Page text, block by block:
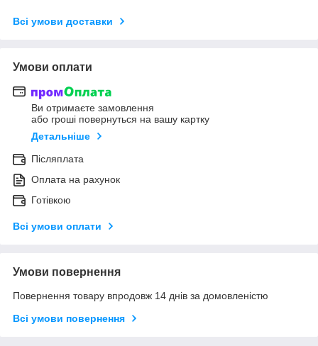
Всі умови доставки
Умови оплати
Ви отримаєте замовлення
або гроші повернуться на вашу картку
Детальніше
Післяплата
Оплата на рахунок
Готівкою
Всі умови оплати
Умови повернення
Повернення товару впродовж 14 днів за домовленістю
Всі умови повернення